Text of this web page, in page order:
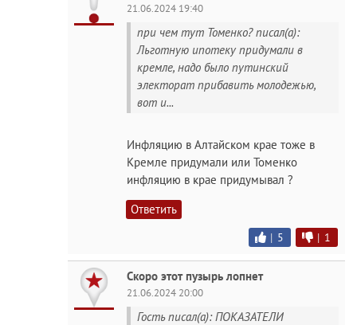
21.06.2024 19:40
при чем тут Томенко? писал(а):
Льготную ипотеку придумали в
кремле, надо было путинский
электорат прибавить молодежью,
вот и...
Инфляцию в Алтайском крае тоже в
Кремле придумали или Томенко
инфляцию в крае придумывал ?
Ответить
| 5 | 1
Скоро этот пузырь лопнет
21.06.2024 20:00
Гость писал(а): ПОКАЗАТЕЛИ